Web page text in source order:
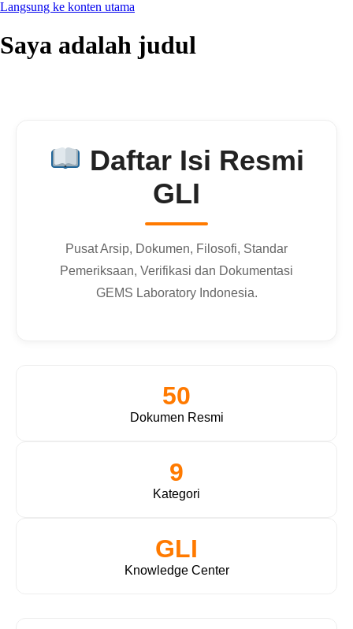
Langsung ke konten utama
Saya adalah judul
Daftar Isi Resmi
GLI
Pusat Arsip, Dokumen, Filosofi, Standar
Pemeriksaan, Verifikasi dan Dokumentasi
GEMS Laboratory Indonesia.
50
Dokumen Resmi
9
Kategori
GLI
Knowledge Center